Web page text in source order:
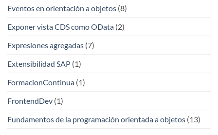
Eventos en orientación a objetos (8)
Exponer vista CDS como OData (2)
Expresiones agregadas (7)
Extensibilidad SAP (1)
FormacionContinua (1)
FrontendDev (1)
Fundamentos de la programación orientada a objetos (13)